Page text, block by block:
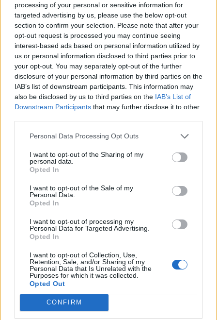
processing of your personal or sensitive information for
targeted advertising by us, please use the below opt-out
section to confirm your selection. Please note that after your
opt-out request is processed you may continue seeing
interest-based ads based on personal information utilized by
us or personal information disclosed to third parties prior to
your opt-out. You may separately opt-out of the further
disclosure of your personal information by third parties on the
IAB’s list of downstream participants. This information may
also be disclosed by us to third parties on the IAB’s List of
Downstream Participants that may further disclose it to other
Personal Data Processing Opt Outs
I want to opt-out of the Sharing of my
personal data.
Opted In
I want to opt-out of the Sale of my
Personal Data.
Opted In
I want to opt-out of processing my
Personal Data for Targeted Advertising.
Opted In
I want to opt-out of Collection, Use,
Retention, Sale, and/or Sharing of my
Personal Data that Is Unrelated with the
Purposes for which it was collected.
Opted Out
CONFIRM
Ειδήσεις 5-8-2026
ΑΠΟΨΕΙΣ
Εδώ Παππάς, εκεί Παππάς, που είναι
ο ΣΥΡΙΖΑ και οι Κιλκισιώτες
Κιλκίς προς Χατζηδάκη: Στηρίξτε